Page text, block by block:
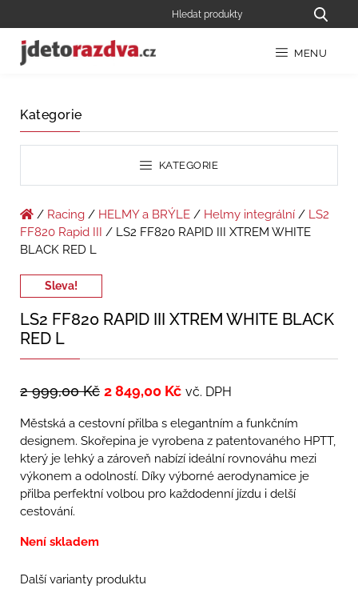
MENU
Kategorie
KATEGORIE
/ Racing / HELMY a BRÝLE / Helmy integrální / LS2
FF820 Rapid III
/ LS2 FF820 RAPID III XTREM WHITE
BLACK RED L
Sleva!
LS2 FF820 RAPID III XTREM WHITE BLACK
RED L
2 999,00Kč 2 849,00 Kč vč. DPH
Městská a cestovní přilba s elegantním a funkčním
designem. Skořepina je vyrobena z patentovaného HPTT,
který je lehký a zároveň nabízí ideální rovnováhu mezi
výkonem a odolností. Díky výborné aerodynamice je
přilba perfektní volbou pro každodenní jízdu i delší
cestování.
Není skladem
Další varianty produktu